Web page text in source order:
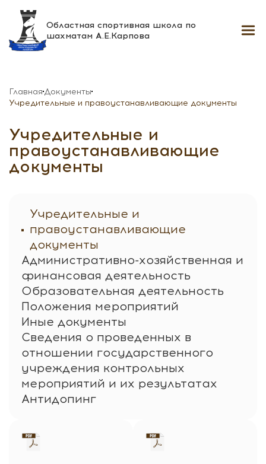
Областная спортивная школа по
шахматам А.Е.Карпова
Главная Документы
Учредительные и правоустанавливающие документы
Учредительные и
правоустанавливающие
документы
Учредительные и
правоустанавливающие
документы
Административно-хозяйственная и
финансовая деятельность
Образовательная деятельность
Положения мероприятий
Иные документы
Сведения о проведенных в
отношении государственного
учреждения контрольных
мероприятий и их результатах
Антидопинг